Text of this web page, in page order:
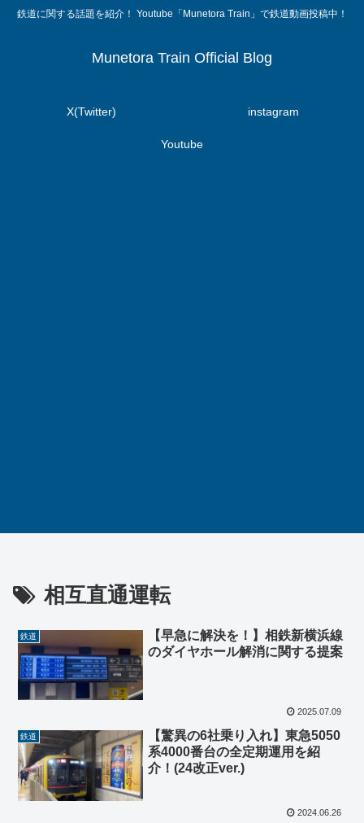
鉄道に関する話題を紹介！ Youtube「Munetora Train」で鉄道動画投稿中！
Munetora Train Official Blog
X(Twitter) instagram
Youtube
相互直通運転
鉄道
【早急に解決を！】相鉄新横浜線
のダイヤホール解消に関する提案
2025.07.09
鉄道
【驚異の6社乗り入れ】東急5050
系4000番台の全定期運用を紹
介！(24改正ver.)
2024.06.26